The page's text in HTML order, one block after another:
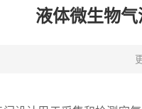
液体微生物